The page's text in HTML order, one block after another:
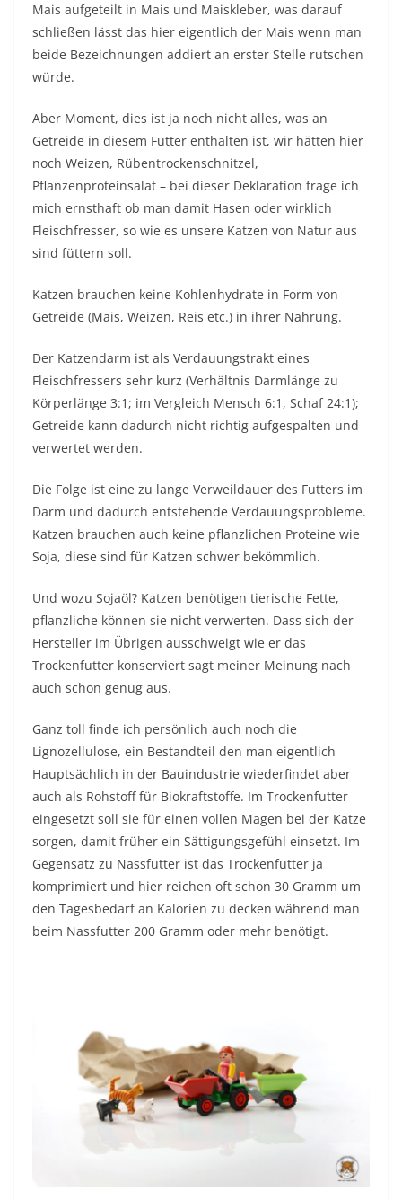
Mais aufgeteilt in Mais und Maiskleber, was darauf
schließen lässt das hier eigentlich der Mais wenn man
beide Bezeichnungen addiert an erster Stelle rutschen
würde.
Aber Moment, dies ist ja noch nicht alles, was an
Getreide in diesem Futter enthalten ist, wir hätten hier
noch Weizen, Rübentrockenschnitzel,
Pflanzenproteinsalat – bei dieser Deklaration frage ich
mich ernsthaft ob man damit Hasen oder wirklich
Fleischfresser, so wie es unsere Katzen von Natur aus
sind füttern soll.
Katzen brauchen keine Kohlenhydrate in Form von
Getreide (Mais, Weizen, Reis etc.) in ihrer Nahrung.
Der Katzendarm ist als Verdauungstrakt eines
Fleischfressers sehr kurz (Verhältnis Darmlänge zu
Körperlänge 3:1; im Vergleich Mensch 6:1, Schaf 24:1);
Getreide kann dadurch nicht richtig aufgespalten und
verwertet werden.
Die Folge ist eine zu lange Verweildauer des Futters im
Darm und dadurch entstehende Verdauungsprobleme.
Katzen brauchen auch keine pflanzlichen Proteine wie
Soja, diese sind für Katzen schwer bekömmlich.
Und wozu Sojaöl? Katzen benötigen tierische Fette,
pflanzliche können sie nicht verwerten. Dass sich der
Hersteller im Übrigen ausschweigt wie er das
Trockenfutter konserviert sagt meiner Meinung nach
auch schon genug aus.
Ganz toll finde ich persönlich auch noch die
Lignozellulose, ein Bestandteil den man eigentlich
Hauptsächlich in der Bauindustrie wiederfindet aber
auch als Rohstoff für Biokraftstoffe. Im Trockenfutter
eingesetzt soll sie für einen vollen Magen bei der Katze
sorgen, damit früher ein Sättigungsgefühl einsetzt. Im
Gegensatz zu Nassfutter ist das Trockenfutter ja
komprimiert und hier reichen oft schon 30 Gramm um
den Tagesbedarf an Kalorien zu decken während man
beim Nassfutter 200 Gramm oder mehr benötigt.